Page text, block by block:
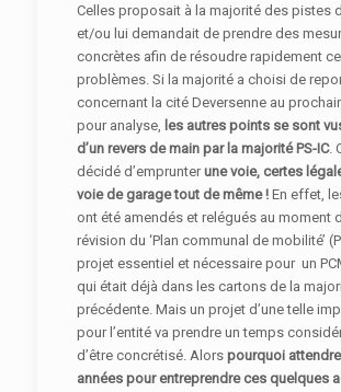
Celles proposait à la majorité des pistes
et/ou lui demandait de prendre des
concrètes afin de résoudre rapidement
problèmes. Si la majorité a choisi de
concernant la cité Deversenne au
pour analyse, les autres points se sont
d’un revers de main par la majorité PS-IC.
décidé d’emprunterune voie, certes
voie de garage tout de même ! En effet,
ont été amendés et relégués au moment
révision du ‘Plan communal de mobilité’
projet essentiel et nécessaire pour un
qui était déjà dans les cartons de la
précédente. Mais un projet d’une telle
pour l’entité va prendre un temps
d’être concrétisé. Alorspourquoi
années pour entreprendre ces quelques